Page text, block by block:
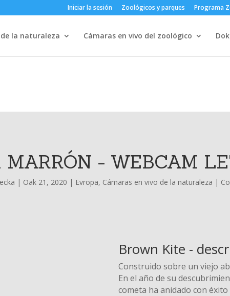
Iniciar la sesión Zoológicos y parques Programa
la naturaleza Cámaras en vivo del zoológico
MARRÓN - WEBCAM
| Oak 21, 2020 | Evropa, Cámaras en vivo de la naturaleza |
Brown Kite -
Construido sobre un viejo
En el año de su
cometa ha anidado con éxito